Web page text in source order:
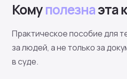
Комуполезнаэта
Практическое пособие для
за людей, а не только за
в суде.